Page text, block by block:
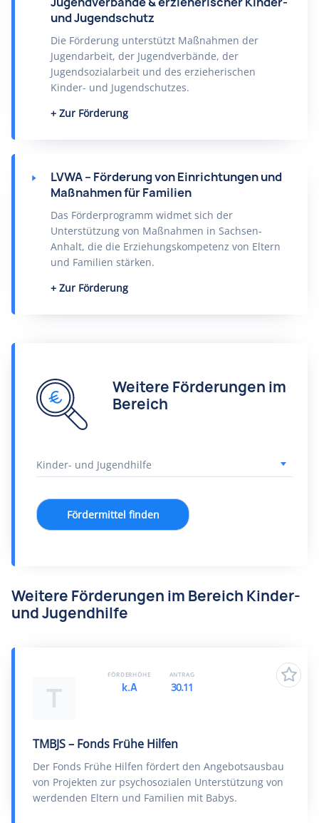
und Jugendschutz
Die Förderung unterstützt Maßnahmen der
Jugendarbeit, der Jugendverbände, der
Jugendsozialarbeit und des erzieherischen
Kinder- und Jugendschutzes.
Zur Förderung
LVWA – Förderung von Einrichtungen und
Maßnahmen für Familien
Das Förderprogramm widmet sich der
Unterstützung von Maßnahmen in Sachsen-
Anhalt, die die Erziehungskompetenz von Eltern
und Familien stärken.
Zur Förderung
Weitere Förderungen im
Bereich
Fördermittel finden
Weitere Förderungen im Bereich Kinder-
und Jugendhilfe
T
TMBJS – Fonds Frühe Hilfen
Der Fonds Frühe Hilfen fördert den Angebotsausbau
von Projekten zur psychosozialen Unterstützung von
werdenden Eltern und Familien mit Babys.
FÖRDERHÖHE
k.A
ANTRAG
30.11